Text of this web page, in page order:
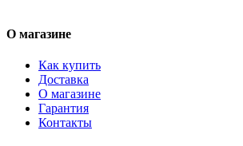
О магазине
Как купить
Доставка
О магазине
Гарантия
Контакты